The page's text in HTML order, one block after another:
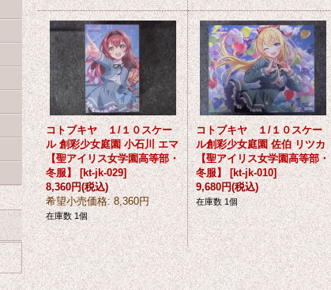
コトブキヤ １/１０スケー
ル 創彩少女庭園 小石川 エマ
【聖アイリス女学園高等部・
冬服】 [kt-jk-029]
8,360円(税込)
希望小売価格: 8,360円
在庫数 1個
コトブキヤ １/１０スケー
ル創彩少女庭園 佐伯 リツカ
【聖アイリス女学園高等部・
冬服】 [kt-jk-010]
9,680円(税込)
在庫数 1個